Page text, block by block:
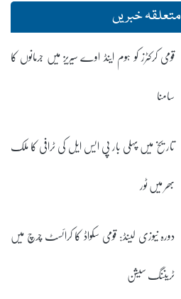
متعلقہ خبریں
قومی کرکٹرز کو ہوم اینڈ اوے سیریز میں جرمانوں کا
سامنا
تاریخ میں پہلی بار پی ایس ایل کی ٹرافی کا ملک
بھر میں ٹور
دورہ نیوزی لینڈ: قومی سکواڈ کا کرائسٹ چرچ میں
ٹریننگ سیشن